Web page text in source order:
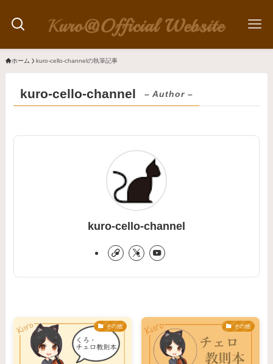
ホーム kuro-cello-channelの執筆記事
kuro-cello-channel – Author –
kuro-cello-channel
その他 その他